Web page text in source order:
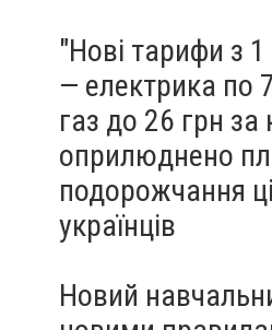
"Нові тарифи з
— електрика по
газ до 26 грн за
оприлюднено
подорожчання
українців
Новий